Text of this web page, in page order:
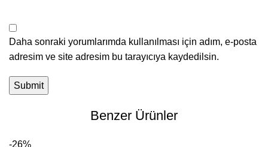
Daha sonraki yorumlarımda kullanılması için adım, e-posta
adresim ve site adresim bu tarayıcıya kaydedilsin.
Benzer Ürünler
-26%